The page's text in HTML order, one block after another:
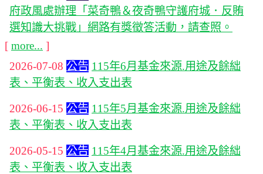
府政風處辦理「菜奇鴨＆夜奇鴨守護府城．反賄
選知識大挑戰」網路有獎徵答活動，請查照。
[ more... ]
2026-07-08 公告 115年6月基金來源.用途及餘絀
表、平衡表、收入支出表
2026-06-15 公告 115年5月基金來源.用途及餘絀
表、平衡表、收入支出表
2026-05-15 公告 115年4月基金來源.用途及餘絀
表、平衡表、收入支出表